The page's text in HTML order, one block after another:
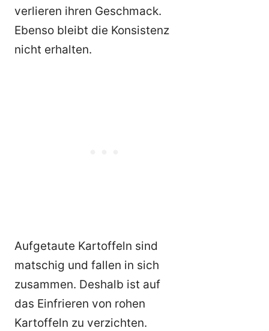
verlieren ihren Geschmack.
Ebenso bleibt die Konsistenz
nicht erhalten.
Aufgetaute Kartoffeln sind
matschig und fallen in sich
zusammen. Deshalb ist auf
das Einfrieren von rohen
Kartoffeln zu verzichten.